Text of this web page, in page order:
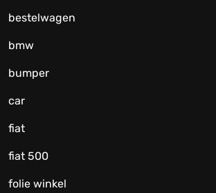
bestelwagen
bmw
bumper
car
fiat
fiat 500
folie winkel